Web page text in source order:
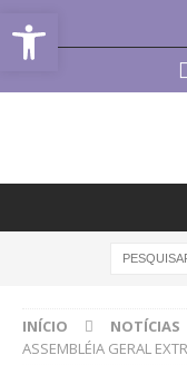
INÍCIO NOTÍCIAS
ASSEMBLÉIA GERAL
Abrir a barra de ferramentas